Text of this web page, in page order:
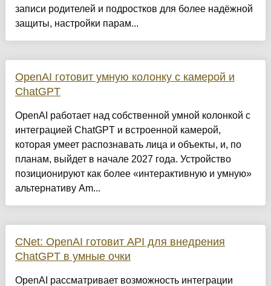
записи родителей и подростков для более надёжной
защиты, настройки парам...
OpenAI готовит умную колонку с камерой и
ChatGPT
OpenAI работает над собственной умной колонкой с
интеграцией ChatGPT и встроенной камерой,
которая умеет распознавать лица и объекты, и, по
планам, выйдет в начале 2027 года. Устройство
позиционируют как более «интерактивную и умную»
альтернативу Am...
CNet: OpenAI готовит API для внедрения
ChatGPT в умные очки
OpenAI рассматривает возможность интеграции